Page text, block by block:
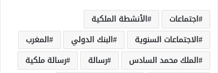
اجتماعات
الأنشطة الملكية
الاجتماعات السنوية
البنك الدولي
المغرب
الملك محمد السادس
رسالة
رسالة ملكية